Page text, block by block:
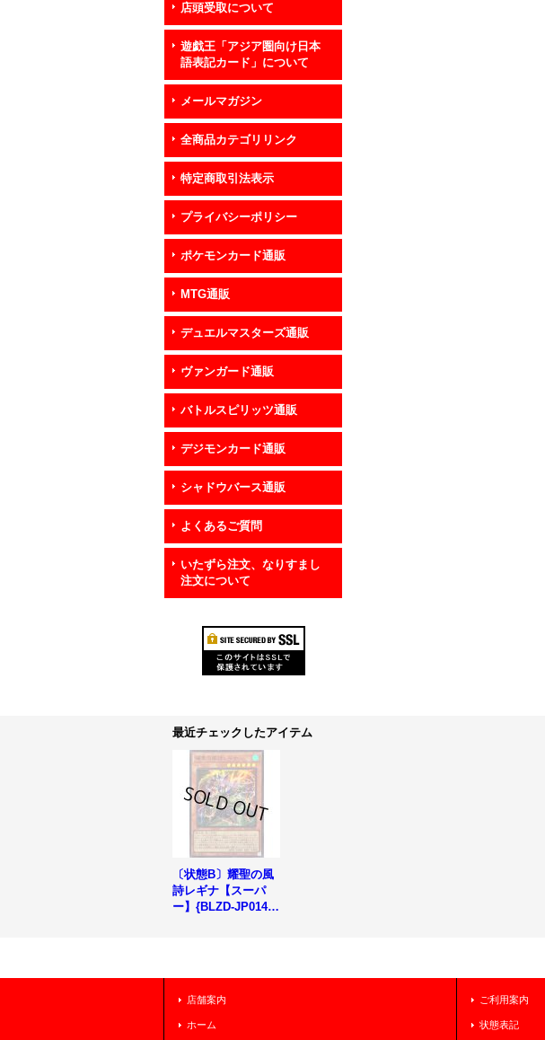
店頭受取について
遊戯王「アジア圏向け日本
語表記カード」について
メールマガジン
全商品カテゴリリンク
特定商取引法表示
プライバシーポリシー
ポケモンカード通販
MTG通販
デュエルマスターズ通販
ヴァンガード通販
バトルスピリッツ通販
デジモンカード通販
シャドウバース通販
よくあるご質問
いたずら注文、なりすまし
注文について
最近チェックしたアイテム
〔状態B〕耀聖の風
詩レギナ【スーパ
ー】{BLZD-JP014}
店舗案内
ホーム
ご利用案内
状態表記